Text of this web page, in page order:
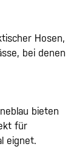
Hosen,
bei denen
bieten
für
eignet.